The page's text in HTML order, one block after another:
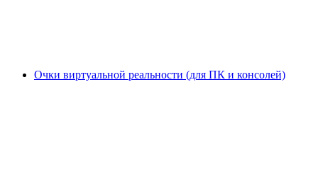
Очки виртуальной реальности (для ПК и консолей)